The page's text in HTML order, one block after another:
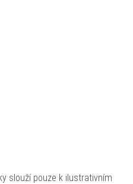
slouží pouze k ilustrativním